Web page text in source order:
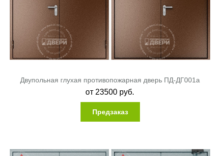
Двупольная глухая противопожарная дверь ПД-ДГ001a
от 23500 руб.
Предзаказ